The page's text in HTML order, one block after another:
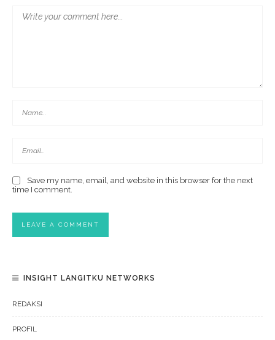
Save my name, email, and website in this browser for the next
time I comment.
INSIGHT LANGITKU NETWORKS
REDAKSI
PROFIL